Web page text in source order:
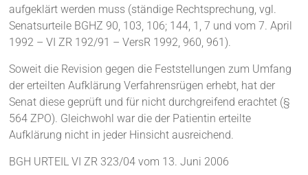
aufgeklärt werden muss (ständige Rechtsprechung, vgl.
Senatsurteile BGHZ 90, 103, 106; 144, 1, 7 und vom 7. April
1992 – VI ZR 192/91 – VersR 1992, 960, 961).
Soweit die Revision gegen die Feststellungen zum Umfang
der erteilten Aufklärung Verfahrensrügen erhebt, hat der
Senat diese geprüft und für nicht durchgreifend erachtet (§
564 ZPO). Gleichwohl war die der Patientin erteilte
Aufklärung nicht in jeder Hinsicht ausreichend.
BGH URTEIL VI ZR 323/04 vom 13. Juni 2006